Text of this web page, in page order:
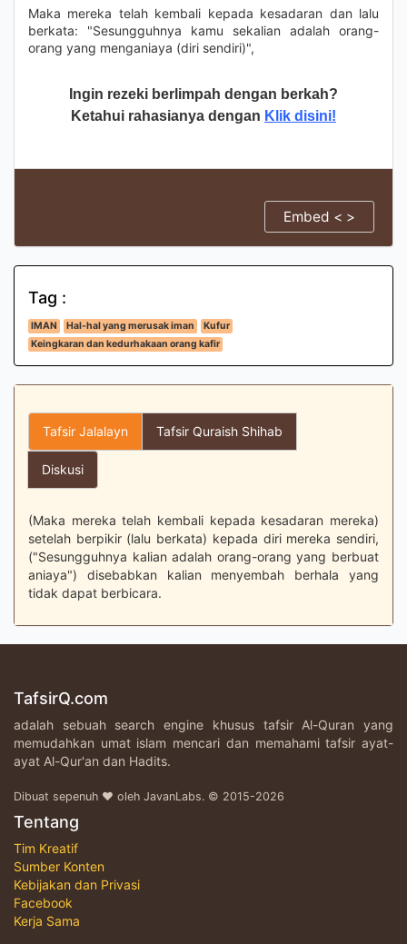
Maka mereka telah kembali kepada kesadaran dan lalu
berkata: "Sesungguhnya kamu sekalian adalah orang-
orang yang menganiaya (diri sendiri)",
Ingin rezeki berlimpah dengan berkah?
Ketahui rahasianya dengan Klik disini!
Embed < >
Tag :
IMAN Hal-hal yang merusak iman
Kufur
Keingkaran dan kedurhakaan orang kafir
Tafsir Jalalayn Tafsir Quraish Shihab
Diskusi
(Maka mereka telah kembali kepada kesadaran mereka)
setelah berpikir (lalu berkata) kepada diri mereka sendiri,
("Sesungguhnya kalian adalah orang-orang yang berbuat
aniaya") disebabkan kalian menyembah berhala yang
tidak dapat berbicara.
TafsirQ.com
adalah sebuah search engine khusus tafsir Al-Quran yang
memudahkan umat islam mencari dan memahami tafsir ayat-
ayat Al-Qur'an dan Hadits.
Dibuat sepenuh ♥ oleh JavanLabs. © 2015-2026
Tentang
Tim Kreatif
Sumber Konten
Kebijakan dan Privasi
Facebook
Kerja Sama